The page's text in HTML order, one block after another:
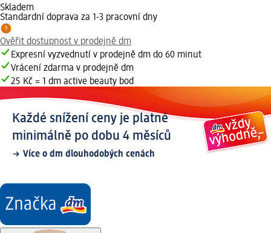
Skladem
Standardní doprava za 1-3 pracovní dny
Ověřit dostupnost v prodejně dm
Expresní vyzvednutí v prodejně dm do 60 minut
Vrácení zdarma v prodejně dm
25 Kč = 1 dm active beauty bod
Každé snížení ceny je platné
minimálně po dobu 4 měsíců
Více o dm dlouhodobých cenách